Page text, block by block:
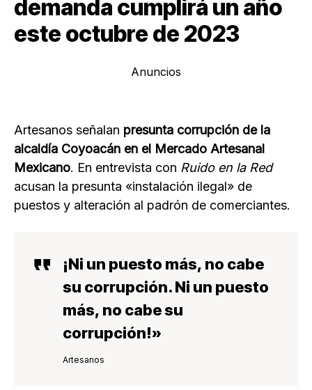
demanda cumplirá un año
este octubre de 2023
Anuncios
Artesanos señalan presunta corrupción de la
alcaldía Coyoacán en el Mercado Artesanal
Mexicano. En entrevista con Ruido en la Red
acusan la presunta «instalación ilegal» de
puestos y alteración al padrón de comerciantes.
¡Ni un puesto más, no cabe
su corrupción. Ni un puesto
más, no cabe su
corrupción!»
Artesanos